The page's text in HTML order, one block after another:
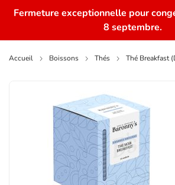
Fermeture exceptionnelle pour
8 septembre.
Accueil Boissons Thés Thé Breakfast